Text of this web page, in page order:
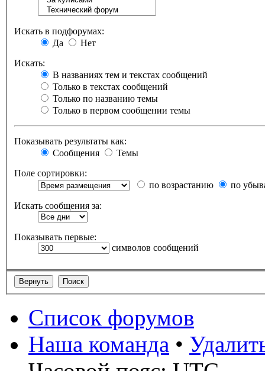
Искать в подфорумах:
Да
Нет
Искать:
В названиях тем и текстах сообщений
Только в текстах сообщений
Только по названию темы
Только в первом сообщении темы
Показывать результаты как:
Сообщения
Темы
Поле сортировки:
по возрастанию
по
Искать сообщения за:
Показывать первые:
символов сообщений
Список форумов
Наша команда •